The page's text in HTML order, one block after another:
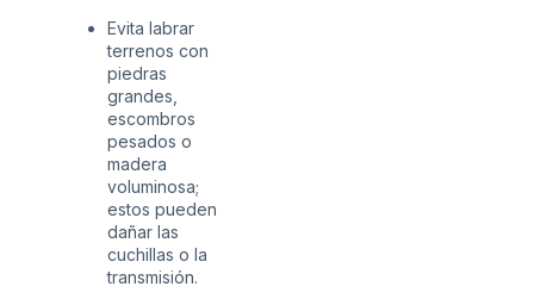
Evita labrar
terrenos con
piedras
grandes,
escombros
pesados o
madera
voluminosa;
estos pueden
dañar las
cuchillas o la
transmisión.